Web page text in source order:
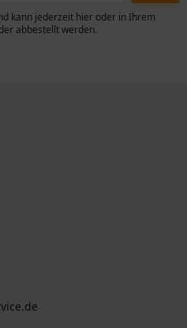
kann jederzeit hier oder in Ihrem
abbestellt werden.